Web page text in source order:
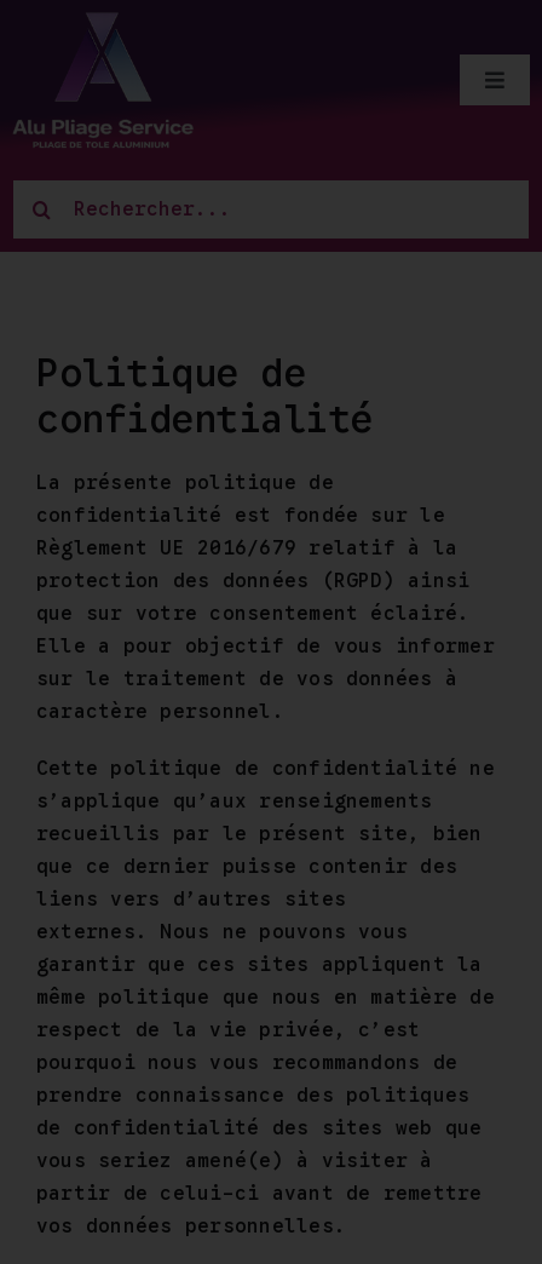
contenu
Accueil
Pliage aluminium
Contact
Mon Compte
Politique de
confidentialité
La présente politique de
confidentialité est fondée sur le
Règlement UE 2016/679 relatif à la
protection des données (RGPD) ainsi
que sur votre consentement éclairé.
Elle a pour objectif de vous informer
sur le traitement de vos données à
caractère personnel.
Cette politique de confidentialité ne
s’applique qu’aux renseignements
recueillis par le présent site, bien
que ce dernier puisse contenir des
liens vers d’autres sites
externes. Nous ne pouvons vous
garantir que ces sites appliquent la
même politique que nous en matière de
respect de la vie privée, c’est
pourquoi nous vous recommandons de
prendre connaissance des politiques
de confidentialité des sites web que
vous seriez amené(e) à visiter à
partir de celui-ci avant de remettre
vos données personnelles.